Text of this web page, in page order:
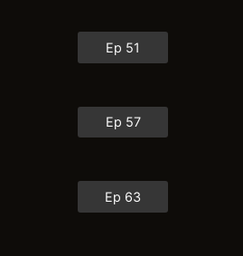
Ep 51
Ep 57
Ep 63